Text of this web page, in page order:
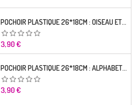
POCHOIR PLASTIQUE 26*18CM : OISEAU ET FLEUR
Prix
3,90 €
POCHOIR PLASTIQUE 26*18CM : ALPHABET (03)
Prix
3,90 €